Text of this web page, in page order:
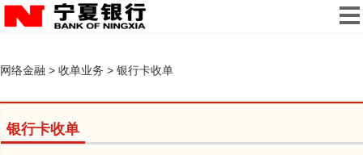
网络金融 > 收单业务 > 银行卡收单
银行卡收单